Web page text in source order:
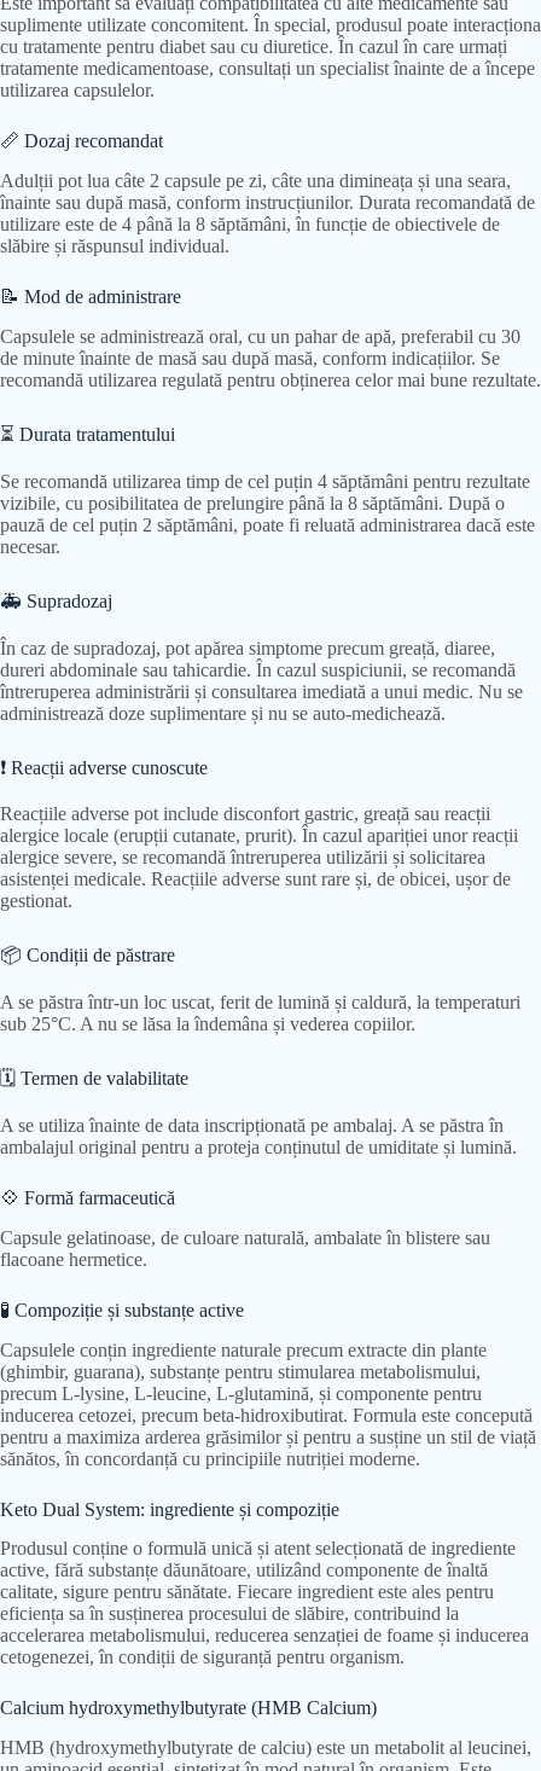
suplimente utilizate concomitent. În special, produsul poate interacționa
cu tratamente pentru diabet sau cu diuretice. În cazul în care urmați
tratamente medicamentoase, consultați un specialist înainte de a începe
utilizarea capsulelor.
📏 Dozaj recomandat
Adulții pot lua câte 2 capsule pe zi, câte una dimineața și una seara,
înainte sau după masă, conform instrucțiunilor. Durata recomandată de
utilizare este de 4 până la 8 săptămâni, în funcție de obiectivele de
slăbire și răspunsul individual.
📝 Mod de administrare
Capsulele se administrează oral, cu un pahar de apă, preferabil cu 30
de minute înainte de masă sau după masă, conform indicațiilor. Se
recomandă utilizarea regulată pentru obținerea celor mai bune rezultate.
⏳ Durata tratamentului
Se recomandă utilizarea timp de cel puțin 4 săptămâni pentru rezultate
vizibile, cu posibilitatea de prelungire până la 8 săptămâni. După o
pauză de cel puțin 2 săptămâni, poate fi reluată administrarea dacă este
necesar.
🚑 Supradozaj
În caz de supradozaj, pot apărea simptome precum greață, diaree,
dureri abdominale sau tahicardie. În cazul suspiciunii, se recomandă
întreruperea administrării și consultarea imediată a unui medic. Nu se
administrează doze suplimentare și nu se auto-medichează.
❗ Reacții adverse cunoscute
Reacțiile adverse pot include disconfort gastric, greață sau reacții
alergice locale (erupții cutanate, prurit). În cazul apariției unor reacții
alergice severe, se recomandă întreruperea utilizării și solicitarea
asistenței medicale. Reacțiile adverse sunt rare și, de obicei, ușor de
gestionat.
📦 Condiții de păstrare
A se păstra într-un loc uscat, ferit de lumină și caldură, la temperaturi
sub 25°C. A nu se lăsa la îndemâna și vederea copiilor.
🗓 Termen de valabilitate
A se utiliza înainte de data inscripționată pe ambalaj. A se păstra în
ambalajul original pentru a proteja conținutul de umiditate și lumină.
💠 Formă farmaceutică
Capsule gelatinoase, de culoare naturală, ambalate în blistere sau
flacoane hermetice.
🧪 Compoziție și substanțe active
Capsulele conțin ingrediente naturale precum extracte din plante
(ghimbir, guarana), substanțe pentru stimularea metabolismului,
precum L-lysine, L-leucine, L-glutamină, și componente pentru
inducerea cetozei, precum beta-hidroxibutirat. Formula este concepută
pentru a maximiza arderea grăsimilor și pentru a susține un stil de viață
sănătos, în concordanță cu principiile nutriției moderne.
Keto Dual System: ingrediente și compoziție
Produsul conține o formulă unică și atent selecționată de ingrediente
active, fără substanțe dăunătoare, utilizând componente de înaltă
calitate, sigure pentru sănătate. Fiecare ingredient este ales pentru
eficiența sa în susținerea procesului de slăbire, contribuind la
accelerarea metabolismului, reducerea senzației de foame și inducerea
cetogenezei, în condiții de siguranță pentru organism.
Calcium hydroxymethylbutyrate (HMB Calcium)
HMB (hydroxymethylbutyrate de calciu) este un metabolit al leucinei,